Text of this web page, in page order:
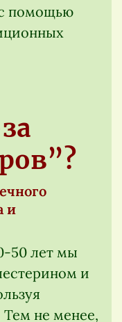
помощью
и
50 лет мы
и
Тем не менее,